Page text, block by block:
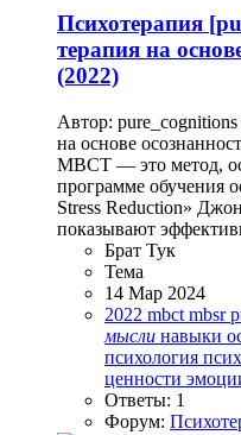
Психотерапия
терапия на
(2022)
Автор:
на основе
МBCT — это метод,
программе обучения
Stress Reduction»
показывают
Брат Тук
Тема
14 Мар 2024
2022 mbct mbsr
мысли навыки
психология
ценности
Ответы: 1
Форум: